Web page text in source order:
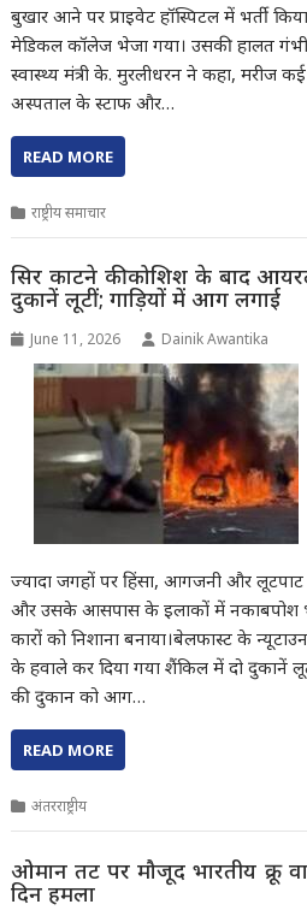
बुखार आने पर प्राइवेट हॉस्पिटल में भर्ती
मेडिकल कॉलेज भेजा गया। उसकी हालत
स्वास्थ्य मंत्री के. मुरलीधरन ने कहा, मरीज
अस्पताल के स्टाफ और…
READ MORE
राष्ट्रीय समाचार
सिर काटने की कोशिश के बाद
दुकानें लूटीं; गाड़ियों में आग लगाई
June 11, 2026 Dainik Awantika
ज्यादा जगहों पर हिंसा, आगजनी और
और उसके आसपास के इलाकों में नकाबपोश
कारों को निशाना बनाया।बेलफास्ट के
के हवाले कर दिया गया शैंकिल में दो दुकानें
की दुकान को आग…
READ MORE
अंतरराष्ट्रीय
ओमान तट पर मौजूद भारतीय क्रू
दिन हमला